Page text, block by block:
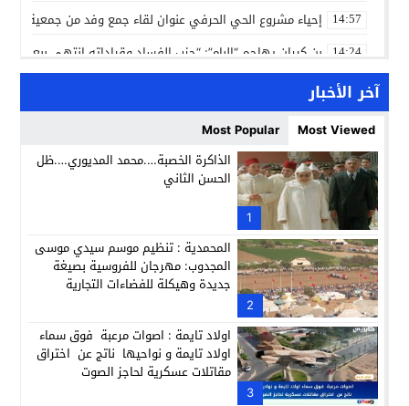
14:57 إحياء مشروع الحي الحرفي عنوان لقاء جمع وفد من جمعية
14:24 بن كيران يهاجم “البام”: “حزب الفساد وقياداته انتهى
11:33 كمال محرر يقود استئنافية تارودانت: مسار قضائي راسخ ورؤية
حبشان وكيلاً عاماً بتارودانت: ترقية جديدة في الحركة القضائية
21:28 حزب الديمقراطيين الجدد يؤسس منظمتي شباب ونساء الصحراء
13:37 عطش أولاد تايمة وسياسة “الحبة والقبة”: هل أصبح الماء إنجازاً
12:25 انطلاق فعاليات الدورة 12 لمعرض المنتوجات المحلية بأكادير SIPTA (فيديو)
آخر الأخبار
Most Viewed
Most Popular
1
الذاكرة الخصبة….محمد المديوري….ظل
الحسن الثاني
2
المحمدية : تنظيم موسم سيدي موسى
المجدوب: مهرجان للفروسية بصيغة
جديدة وهيكلة للفضاءات التجارية
3
اولاد تايمة : اصوات مرعبة فوق سماء
اولاد تايمة و نواحيها ناتج عن اختراق
مقاتلات عسكرية لحاجز الصوت